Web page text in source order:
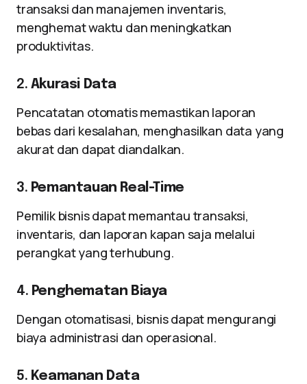
transaksi dan manajemen inventaris,
menghemat waktu dan meningkatkan
produktivitas.
2. Akurasi Data
Pencatatan otomatis memastikan laporan
bebas dari kesalahan, menghasilkan data yang
akurat dan dapat diandalkan.
3. Pemantauan Real-Time
Pemilik bisnis dapat memantau transaksi,
inventaris, dan laporan kapan saja melalui
perangkat yang terhubung.
4. Penghematan Biaya
Dengan otomatisasi, bisnis dapat mengurangi
biaya administrasi dan operasional.
5. Keamanan Data